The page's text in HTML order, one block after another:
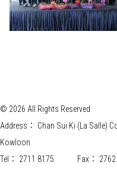
© 2026 All Rights Reserved
Address：
Chan Sui Ki (La Salle)
Kowloon
Tel：
2711 8175 Fax：